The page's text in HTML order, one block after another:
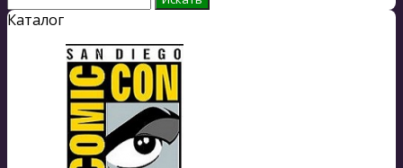
Каталог